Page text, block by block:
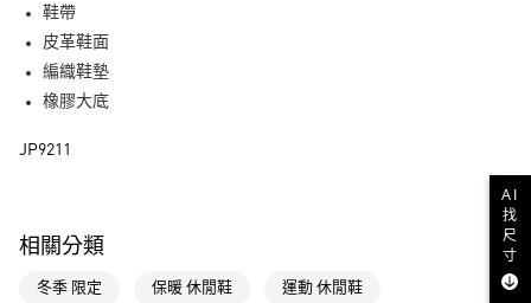
LINE Pay
全家取貨付款
付款後全家取貨
鞋帶
皮革鞋面
編織鞋墊
橡膠大底
JP9211
相關分類
冬季 限定 保暖 休閒鞋 運動 休閒鞋
AI
找
尺
寸